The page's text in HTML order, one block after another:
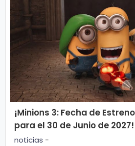
¡Minions 3: Fecha de
para el 30 de Junio de 2027!
noticias -